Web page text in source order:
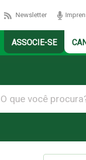
Newsletter
ASSOCIE-SE